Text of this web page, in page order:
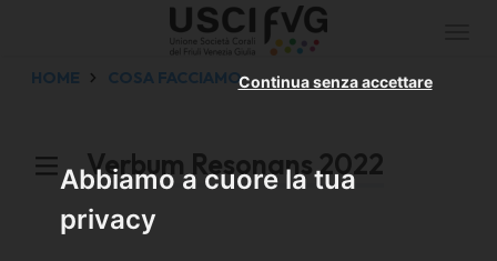
Abbiamo a cuore la tua
privacy
Continua senza accettare
HOME COSA FACCIAMO
Verbum Resonans 2022